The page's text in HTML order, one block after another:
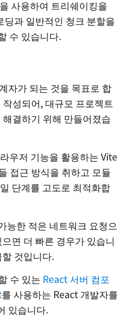
사용하여 트리쉐이킹을
과 일반적인 청크 분할을
수 있습니다.
자가 되는 것을 목표로 합
성되어, 대규모 프로젝트
결하기 위해 만들어졌습
우저 기능을 활용하는 Vite
접근 방식을 취하고 모듈
단계를 고도로 최적화합
능한 적은 네트워크 요청으
면 더 빠른 경우가 있습니
것입니다.
수 있는 React 서버 컴포
를 사용하는 React 개발자를
있습니다.